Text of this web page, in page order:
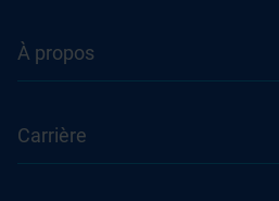
À propos
Carrière